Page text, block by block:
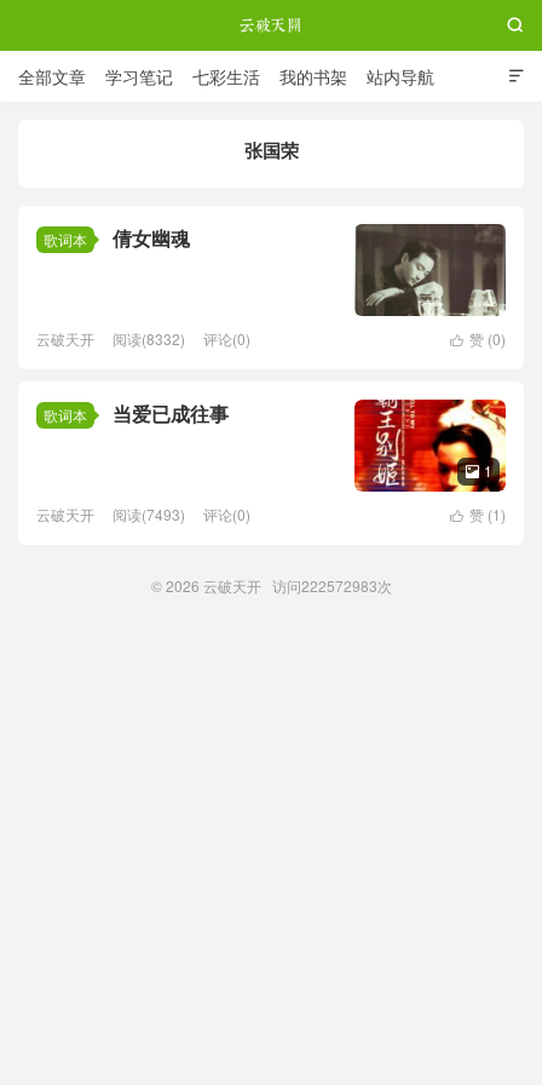

全部文章 学习笔记 七彩生活 我的书架 站内导航

张国荣
歌词本 倩女幽魂
 赞 (0)
云破天开 阅读(8332) 评论(0)
歌词本 当爱已成往事
 1
 赞 (1)
云破天开 阅读(7493) 评论(0)
© 2026 云破天开访问222572983次